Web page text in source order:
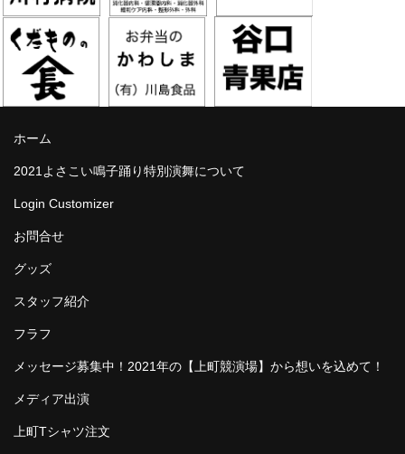
ホーム
2021よさこい鳴子踊り特別演舞について
Login Customizer
お問合せ
グッズ
スタッフ紹介
フラフ
メッセージ募集中！2021年の【上町競演場】から想いを込めて！
メディア出演
上町Tシャツ注文